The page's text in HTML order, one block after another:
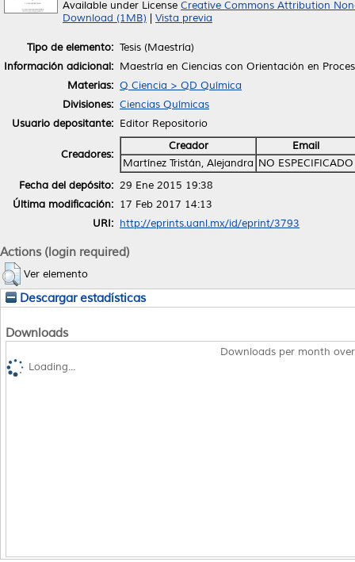
Available under License Creative Commons Attribution
Download (1MB)
Vista previa
Tipo de elemento: Tesis (Maestría)
Información adicional: Maestría en Ciencias con Orientación en
Materias: Q Ciencia > QD Química
Divisiones: Ciencias Químicas
Usuario depositante: Editor Repositorio
Creadores:
Creador
Email
Martínez Tristán, Alejandra NO ESPECIFICADO
Fecha del depósito: 29 Ene 2015 19:38
Última modificación: 17 Feb 2017 14:13
URI: http://eprints.uanl.mx/id/eprint/3793
Actions (login required)
Ver elemento
Descargar estadísticas
Downloads
Downloads per month
Loading...